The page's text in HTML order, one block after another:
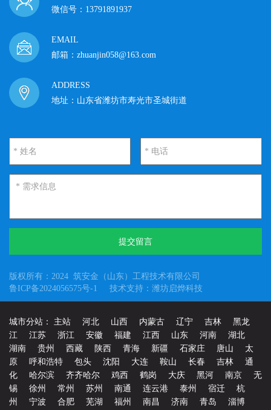
微信号：13791891937
EMAIL
邮箱：zhuanjin058@163.com
ADDRESS
地址：山东省潍坊市寿光市圣城街道
提交留言
版权所有：2024 筑安金（山东）工程技术有限公司
鲁ICP备2024056575号-1
技术支持：潍坊启烨科技
城市分站： 主站 河北 山西 内蒙古 辽宁 吉林
黑龙
江
江苏 浙江 安徽 福建 江西 山东 河南
湖北
湖南
贵州 西藏 陕西 青海 新疆 石家庄 唐山
太
原
呼和浩特 包头 沈阳 大连 鞍山 长春 吉林
通
化
哈尔滨 齐齐哈尔 鸡西 鹤岗 大庆 黑河 南京
无
锡
徐州 常州 苏州 南通 连云港 泰州 宿迁
杭
州
宁波 合肥 芜湖 福州 南昌 济南 青岛 淄博